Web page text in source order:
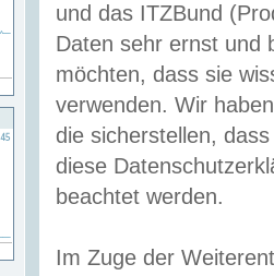
und das ITZBund
Daten sehr ernst und
möchten, dass sie
verwenden. Wir
die sicherstellen,
diese
beachtet werden.
Im Zuge der